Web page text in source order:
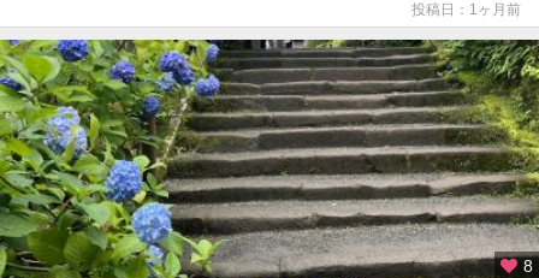
投稿日：1ヶ月前
8